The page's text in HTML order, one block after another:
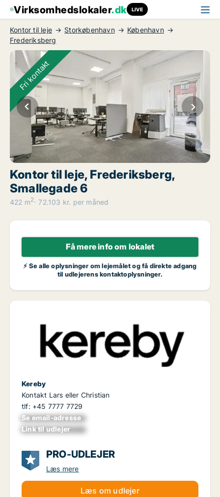
Virksomhedslokaler.dk LIVE
Kontor til leje Storkøbenhavn
København
Frederiksberg
Fri kontakt
Kontor til leje, Frederiksberg,
Smallegade 6
422 m2 72.103 kr. per måned
Få mere info om lokalet
⚡ Se alle oplysninger om lejemålet og få direkte adgang
til udlejerens kontaktoplysninger.
Kereby
Kontakt Lars eller Christian
tlf: +45 7777 7729
Se email-adresse
xxxxxxxxxxxxxxxx
Link til udlejer
xxxxxxxxxxxxxxxx
PRO-UDLEJER
Læs mere
Læs om udlejer